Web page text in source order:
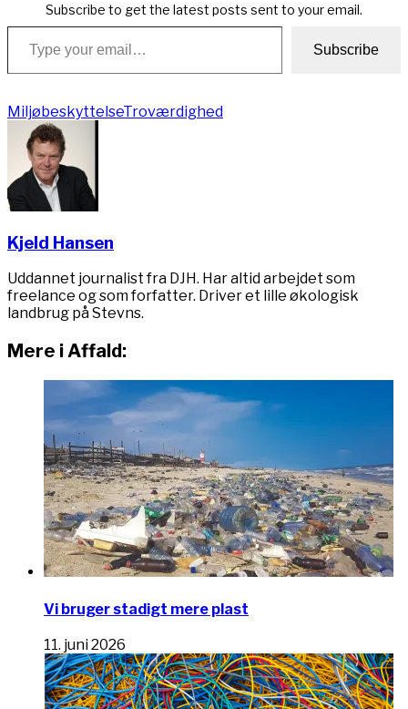
Subscribe to get the latest posts sent to your email.
Type your email…
Subscribe
MiljøbeskyttelseTroværdighed
Kjeld Hansen
Uddannet journalist fra DJH. Har altid arbejdet som
freelance og som forfatter. Driver et lille økologisk
landbrug på Stevns.
Mere i Affald:
Vi bruger stadigt mere plast
11. juni 2026